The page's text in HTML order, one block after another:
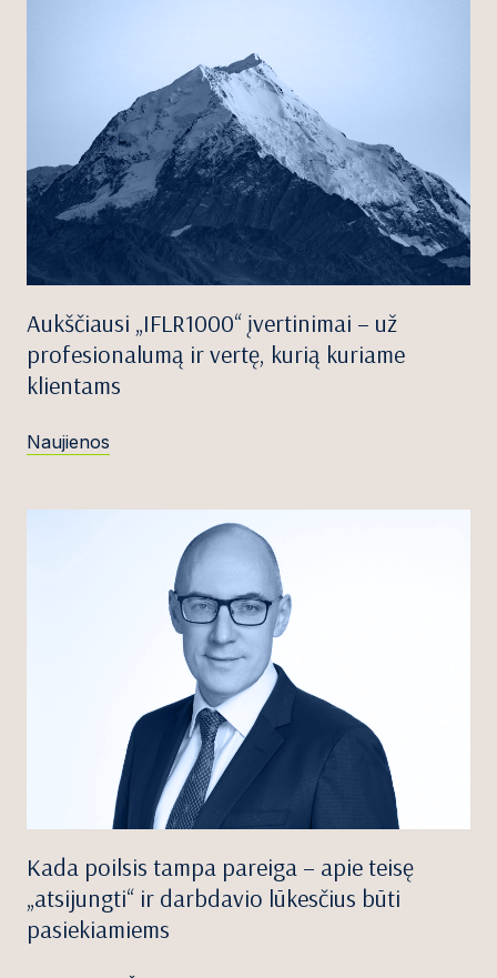
Aukščiausi „IFLR1000“ įvertinimai – už
profesionalumą ir vertę, kurią kuriame
klientams
Naujienos
Kada poilsis tampa pareiga – apie teisę
„atsijungti“ ir darbdavio lūkesčius būti
pasiekiamiems